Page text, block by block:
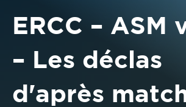
ERCC – ASM
– Les déclas
d'après